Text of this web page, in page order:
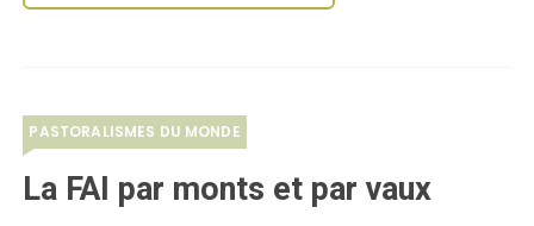
PASTORALISMES DU MONDE
La FAI par monts et par vaux